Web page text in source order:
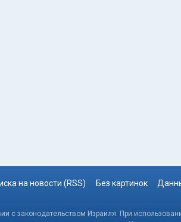
на новости (RSS) Без картинок
с законодательством Израиля. При